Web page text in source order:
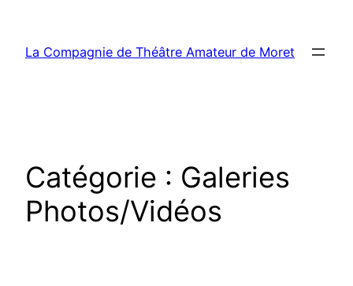
contenu
La Compagnie de Théâtre Amateur de Moret
Catégorie : Galeries
Photos/Vidéos